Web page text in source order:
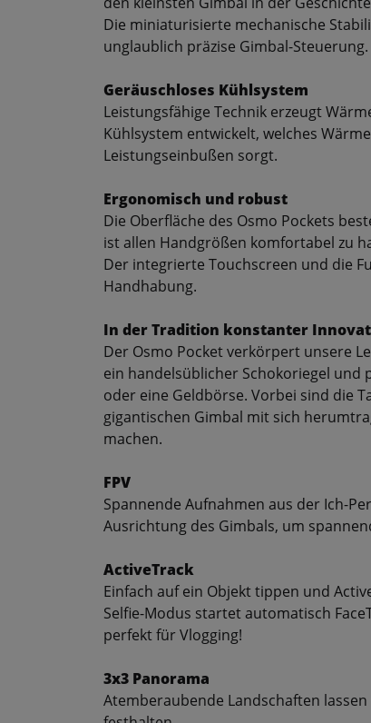
Die miniaturisierte mechanische
unglaublich präzise Gimbal-Steuerung.
Geräuschloses Kühlsystem
Leistungsfähige Technik erzeugt
Kühlsystem entwickelt, welches
Leistungseinbußen sorgt.
Ergonomisch und robust
Die Oberfläche des Osmo Pockets
ist allen Handgrößen komfortabel zu
Der integrierte Touchscreen und die
Handhabung.
In der Tradition konstanter
Der Osmo Pocket verkörpert unsere
ein handelsüblicher Schokoriegel und
oder eine Geldbörse. Vorbei sind die
gigantischen Gimbal mit sich
machen.
FPV
Spannende Aufnahmen aus der Ich-
Ausrichtung des Gimbals, um
ActiveTrack
Einfach auf ein Objekt tippen und
Selfie-Modus startet automatisch
perfekt für Vlogging!
3x3 Panorama
Atemberaubende Landschaften